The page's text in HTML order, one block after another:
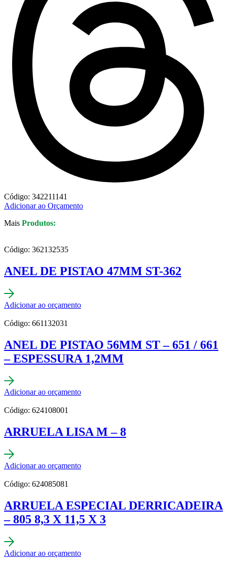
Código: 342211141
Adicionar ao Orçamento
Mais Produtos:
Código: 362132535
ANEL DE PISTAO 47MM ST-362
Adicionar ao orçamento
Código: 661132031
ANEL DE PISTAO 56MM ST – 651 / 661
– ESPESSURA 1,2MM
Adicionar ao orçamento
Código: 624108001
ARRUELA LISA M – 8
Adicionar ao orçamento
Código: 624085081
ARRUELA ESPECIAL DERRICADEIRA
– 805 8,3 X 11,5 X 3
Adicionar ao orçamento